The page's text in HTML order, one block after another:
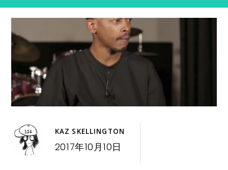
KAZ SKELLINGTON
2017年10月10日